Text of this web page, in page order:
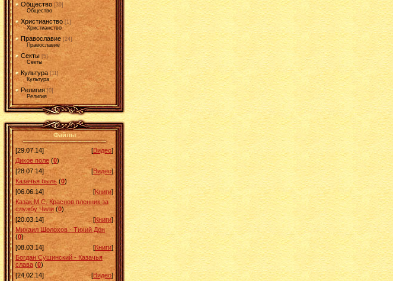
Общество [39]
Общество
Христианство [1]
Христианство
Православие [24]
Православие
Секты [5]
Секты
Культура [11]
Культура
Религия [0]
Религия
Файлы
[29.07.14] [Видео]
Дикое поле (0)
[28.07.14]
[Видео]
Казачья быль (0)
[06.06.14]
[Книги]
Казак М.С. Краснов пленник за
службу Чили (0)
[20.03.14]
[Книги]
Михаил Шолохов - Тихий Дон
(0)
[08.03.14]
[Книги]
Богдан Сушинский - Казачья
слава (0)
[24.02.14]
[Видео]